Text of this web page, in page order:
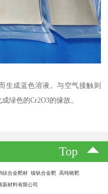
生成蓝色溶液。与空气接触则
绿色的Cr2O3的缘故。
Top
合金靶材 镍钒合金靶 高纯铬靶
新材料有限公司